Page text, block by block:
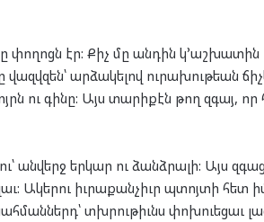
փողոցն էր: Քիչ մը անդին կ՚աշխատին
արձակելով ուրախութեան
ու գինը: Այս տարիքէն թող զգայ, որ
անվերջ երկար ու ձանձրալի: Այս
Ակերու իւրաքանչիւր պտոյտի հետ
տխրութիւնս փոխուեցաւ